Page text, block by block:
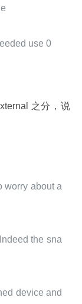
use 0
之分，说
worry about a
the sna
device and